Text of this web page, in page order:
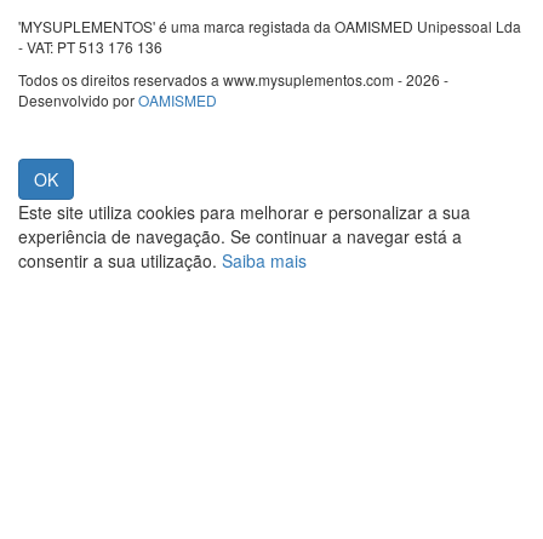
'MYSUPLEMENTOS' é uma marca registada da OAMISMED Unipessoal Lda
- VAT: PT 513 176 136
Todos os direitos reservados a www.mysuplementos.com - 2026 -
Desenvolvido porOAMISMED
Este site utiliza cookies para melhorar e personalizar a sua
experiência de navegação. Se continuar a navegar está a
consentir a sua utilização. Saiba mais